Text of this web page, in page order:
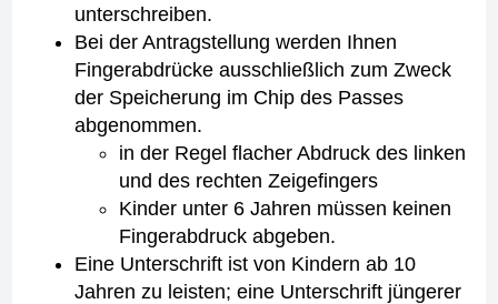
unterschreiben.
Bei der Antragstellung werden Ihnen
Fingerabdrücke ausschließlich zum Zweck
der Speicherung im Chip des Passes
abgenommen.
in der Regel flacher Abdruck des linken
und des rechten Zeigefingers
Kinder unter 6 Jahren müssen keinen
Fingerabdruck abgeben.
Eine Unterschrift ist von Kindern ab 10
Jahren zu leisten; eine Unterschrift jüngerer